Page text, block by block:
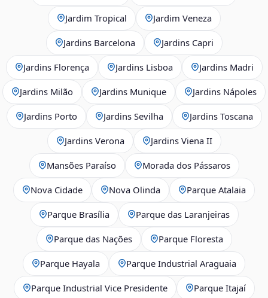
Jardim Tropical Jardim Veneza
Jardins Barcelona Jardins Capri
Jardins Florença Jardins Lisboa Jardins Madri
Jardins Milão Jardins Munique Jardins Nápoles
Jardins Porto Jardins Sevilha Jardins Toscana
Jardins Verona Jardins Viena II
Mansões Paraíso Morada dos Pássaros
Nova Cidade Nova Olinda Parque Atalaia
Parque Brasília Parque das Laranjeiras
Parque das Nações Parque Floresta
Parque Hayala Parque Industrial Araguaia
Parque Industrial Vice Presidente Parque Itajaí